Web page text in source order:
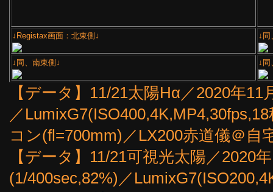
↓Registax画面：北東側↓ ↓同
↓同、南東側↓ ↓同
【データ】11/21太陽Hα／2020年
／
コン(fl=700mm)／LX200赤道儀＠自
【データ】11/21可視光太陽／2020
(1/400sec,82%)／